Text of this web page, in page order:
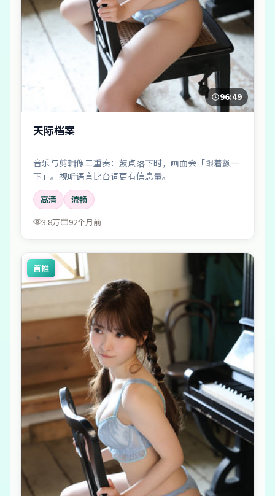
96:49
天际档案
音乐与剪辑像二重奏：鼓点落下时，画面会「跟着颤一
下」。视听语言比台词更有信息量。
高清
流畅
3.8万
92个月前
首推